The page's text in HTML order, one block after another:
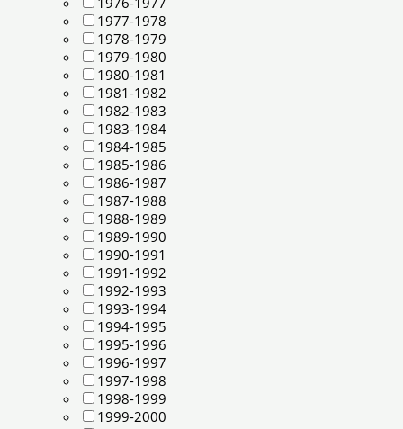
1977-1978
1978-1979
1979-1980
1980-1981
1981-1982
1982-1983
1983-1984
1984-1985
1985-1986
1986-1987
1987-1988
1988-1989
1989-1990
1990-1991
1991-1992
1992-1993
1993-1994
1994-1995
1995-1996
1996-1997
1997-1998
1998-1999
1999-2000